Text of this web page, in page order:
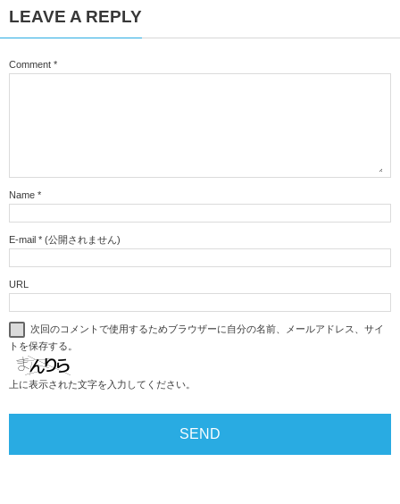
LEAVE A REPLY
Comment *
Name *
E-mail * (公開されません)
URL
次回のコメントで使用するためブラウザーに自分の名前、メールアドレス、サイ
トを保存する。
上に表示された文字を入力してください。